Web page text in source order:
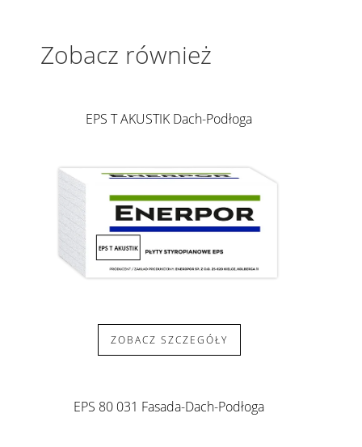
Zobacz również
EPS T AKUSTIK Dach-Podłoga
ZOBACZ SZCZEGÓŁY
EPS 80 031 Fasada-Dach-Podłoga